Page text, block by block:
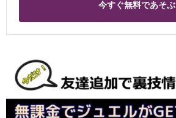
今すぐ無料であそぶ